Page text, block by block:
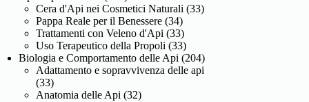
Cera d'Api nei Cosmetici Naturali (33)
Pappa Reale per il Benessere (34)
Trattamenti con Veleno d'Api (33)
Uso Terapeutico della Propoli (33)
Biologia e Comportamento delle Api (204)
Adattamento e sopravvivenza delle api
(33)
Anatomia delle Api (32)